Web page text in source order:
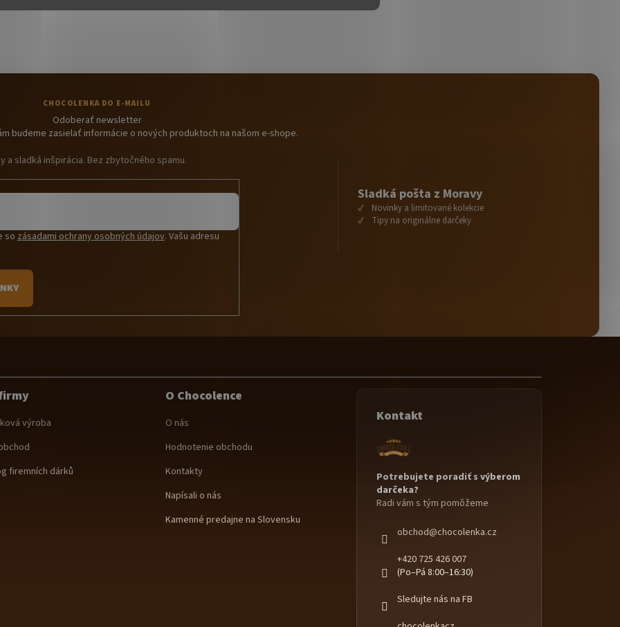
O
a
p
r
k
y
v
i
s
Odoberať newsletter
budeme zasielať informácie o nových produktoch na našom e-shope.
a sladká inšpirácia. Bez zbytočného spamu.
so zásadami ochrany osobných údajov. Vašu adresu
Sladká pošta z Moravy
Novinky a limitované kolekcie
Tipy na originálne darčeky
výroba
firemních dárků
O Chocolence
O nás
Hodnotenie obchodu
Kontakty
Napísali o nás
Kamenné predajne na Slovensku
Kontakt
Potrebujete poradiť s výberom
darčeka?
Radi vám s tým pomôžeme
obchod@chocolenka.cz
+420 725 426 007
(Po–Pá 8:00–16:30)
Sledujte nás na FB